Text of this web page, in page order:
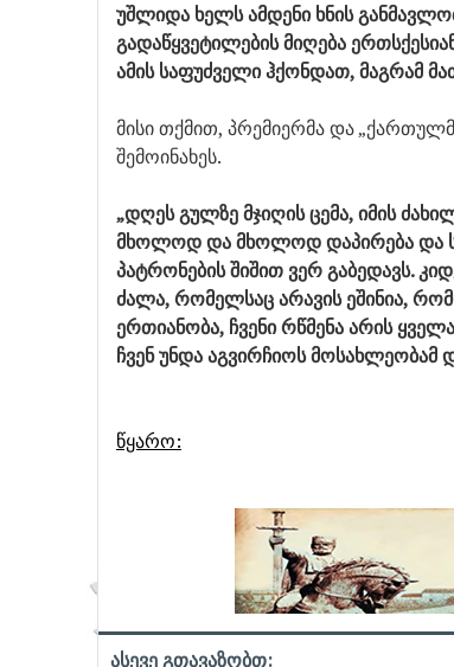
უშლიდა ხელს ამდენი ხნის
გადაწყვეტილების მიღება
ამის საფუძველი ჰქონდათ, მაგრამ
მისი თქმით, პრემიერმა და
შემოინახეს.
„დღეს გულზე მჯიღის ცემა, იმის
მხოლოდ და მხოლოდ დაპირება და
პატრონების შიშით ვერ გაბედავს.
ძალა, რომელსაც არავის ეშინია,
ერთიანობა, ჩვენი რწმენა არის
ჩვენ უნდა აგვირჩიოს მოსახლეობამ
წყარო:
ასევე გთავაზობთ: